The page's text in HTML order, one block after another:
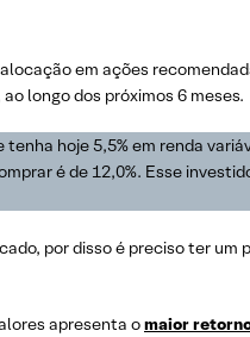
em ações
ao longo dos próximos 6 meses.
tenha hoje 5,5% em renda
é de 12,0%. Esse
por disso é preciso ter um
apresenta omaior